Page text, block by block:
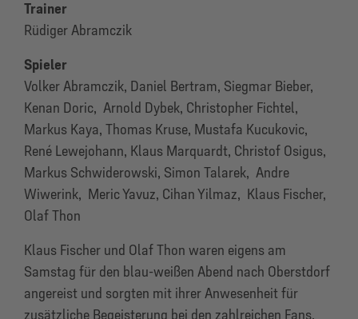
Trainer
Rüdiger Abramczik
Spieler
Volker Abramczik, Daniel Bertram, Siegmar Bieber,
Kenan Doric, Arnold Dybek, Christopher Fichtel,
Markus Kaya, Thomas Kruse, Mustafa Kucukovic,
René Lewejohann, Klaus Marquardt, Christof Osigus,
Markus Schwiderowski, Simon Talarek, Andre
Wiwerink, Meric Yavuz, Cihan Yilmaz, Klaus Fischer,
Olaf Thon
Klaus Fischer und Olaf Thon waren eigens am
Samstag für den blau-weißen Abend nach Oberstdorf
angereist und sorgten mit ihrer Anwesenheit für
zusätzliche Begeisterung bei den zahlreichen Fans.